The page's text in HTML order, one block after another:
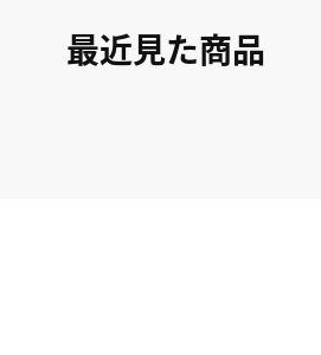
最近見た商品